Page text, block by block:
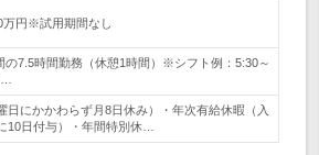
万円※試用期間なし
の7.5時間勤務（休憩1時間）※シフト例：5:30～
日にかかわらず月8日休み）・年次有給休暇（入
10日付与）・年間特別休…